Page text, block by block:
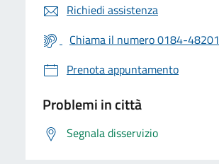
Richiedi assistenza
Chiama il numero 0184-48201
Prenota appuntamento
Problemi in città
Segnala disservizio